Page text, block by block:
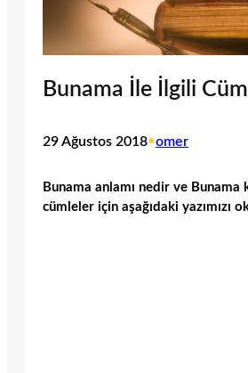
Bunama İle İlgili
29 Ağustos 2018•omer
Bunama anlamı nedir ve
cümleler için aşağıdaki yazımızı